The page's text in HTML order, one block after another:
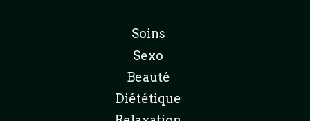
Soins
Sexo
Beauté
Diététique